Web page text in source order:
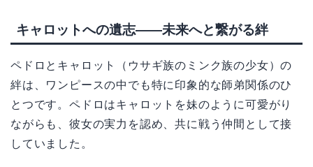
キャロットへの遺志——未来へと繋がる絆
ペドロとキャロット（ウサギ族のミンク族の少女）の
絆は、ワンピースの中でも特に印象的な師弟関係のひ
とつです。ペドロはキャロットを妹のように可愛がり
ながらも、彼女の実力を認め、共に戦う仲間として接
していました。